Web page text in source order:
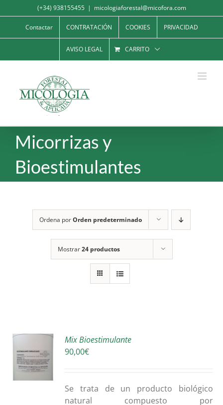
al
contenido
(+34) 938155455 | micologiaforestal@micofora.com
Contactar CONTRATACIÓN COOKIES PRIVACIDAD
AVISO LEGAL CARRITO
Micorrizas y
Bioestimulantes
Ordena porOrden predeterminado
Mostrar24 productos
Mix Bioestimulante
90,00€
Se trata de un producto biológico
natural compuesto por